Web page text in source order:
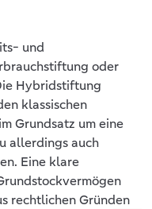
und
oder
Hybridstiftung
klassischen
Grundsatz um eine
allerdings auch
Eine klare
rechtlichen Gründen